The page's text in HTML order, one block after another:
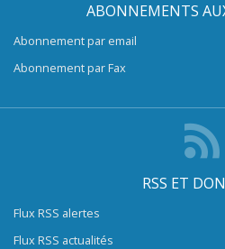
ABONNEMENTS
Abonnement par email
Abonnement par Fax
RSS ET
Flux RSS alertes
Flux RSS actualités